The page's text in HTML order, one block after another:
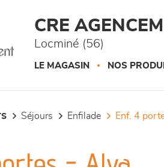
CRE
Locminé (56)
LE MAGASIN NOS
séjours enfilade enf. 4